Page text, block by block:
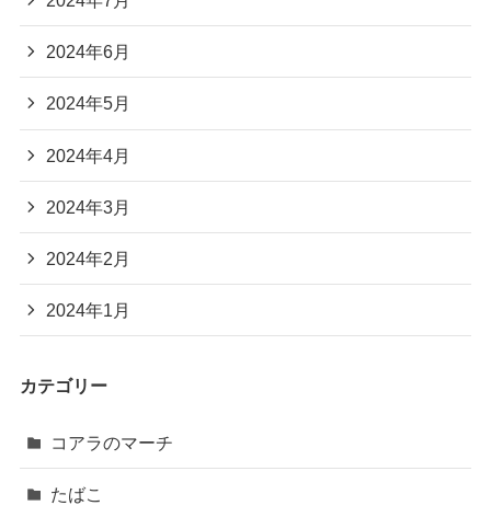
2024年6月
2024年5月
2024年4月
2024年3月
2024年2月
2024年1月
カテゴリー
コアラのマーチ
たばこ